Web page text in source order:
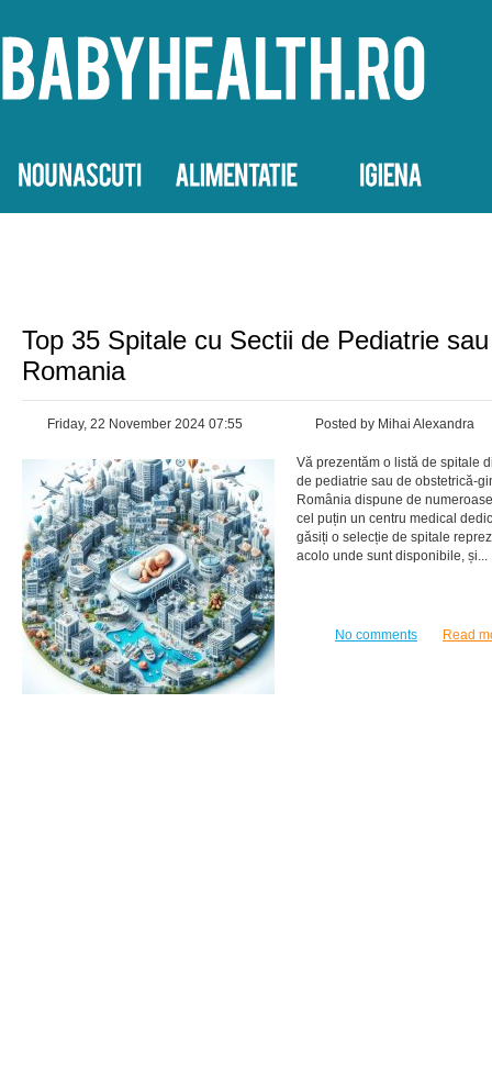
Top 35 Spitale cu Sectii de Pediatrie
Romania
Friday, 22 November 2024 07:55 Posted by Mihai Alexandra
Vă prezentăm o listă de spitale
de pediatrie sau de obstetrică-
România dispune de
cel puțin un centru medical
găsiți o selecție de spitale
acolo unde sunt disponibile, și...
No comments Read